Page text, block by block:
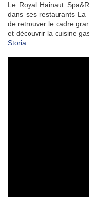
Le Royal Hainaut
dans ses restaurants La
de retrouver le cadre
et découvrir la cuisine
Storia